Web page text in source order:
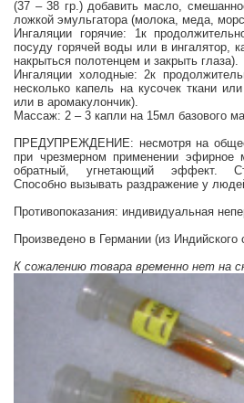
(37 – 38 гр.) добавить масло,
ложкой эмульгатора (молока, меда,
Ингаляции горячие: 1к
посуду горячей воды или в ингалятор,
накрыться полотенцем и закрыть глаза).
Ингаляции холодные: 2к
несколько капель на кусочек ткани
или в аромакулончик).
Массаж: 2 – 3 капли на 15мл базового
ПРЕДУПРЕЖДЕНИЕ: несмотря на
при чрезмерном применении эфирное
обратный, угнетающий эффект.
Способно вызывать раздражение у
Противопоказания: индивидуальная
Произведено в Германии (из Индийского
К сожалению товара временно нет на